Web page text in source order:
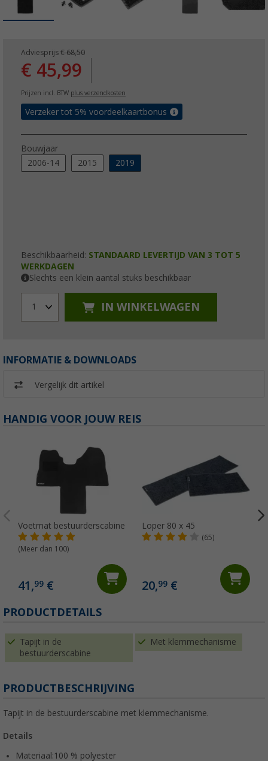
Adviesprijs € 68,50
€ 45,99
Prijzen incl. BTW plus verzendkosten
Verzeker tot 5% voordeelkaartbonus
Bouwjaar
2006-14
2015 2019
Beschikbaarheid: STANDAARD LEVERTIJD VAN 3 TOT 5
WERKDAGEN
Slechts een klein aantal stuks beschikbaar
1 IN WINKELWAGEN
INFORMATIE & DOWNLOADS
Vergelijk dit artikel
HANDIG VOOR JOUW REIS
Voetmat bestuurderscabine
(Meer dan 100)
41,99 €
Loper 80 x 45
(65)
20,99€
PRODUCTDETAILS
Tapijt in de
bestuurderscabine
Met klemmechanisme
PRODUCTBESCHRIJVING
Tapijt in de bestuurderscabine met klemmechanisme.
Details
Materiaal:100 % polyester